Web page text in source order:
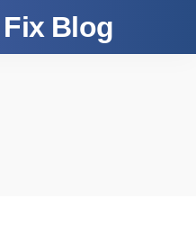
Blog